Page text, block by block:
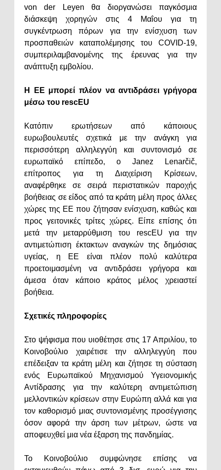
von der Leyen θα διοργανώσει παγκόσμια
διάσκεψη χορηγών στις 4 Μαΐου για τη
συγκέντρωση πόρων για την ενίσχυση των
προσπαθειών καταπολέμησης του COVID-19,
συμπεριλαμβανομένης της έρευνας για την
ανάπτυξη εμβολίου.
Η ΕΕ μπορεί πλέον να αντιδράσει γρήγορα
μέσω του rescEU
Κατόπιν ερωτήσεων από κάποιους
ευρωβουλευτές σχετικά με την ανάγκη για
περισσότερη αλληλεγγύη και συντονισμό σε
ευρωπαϊκό επίπεδο, ο Janez Lenarčič,
επίτροπος για τη Διαχείριση Κρίσεων,
αναφέρθηκε σε σειρά περιστατικών παροχής
βοήθειας σε είδος από τα κράτη μέλη προς άλλες
χώρες της ΕΕ που ζήτησαν ενίσχυση, καθώς και
προς γειτονικές τρίτες χώρες. Είπε επίσης ότι
μετά την μεταρρύθμιση του rescEU για την
αντιμετώπιση έκτακτων αναγκών της δημόσιας
υγείας, η ΕΕ είναι πλέον πολύ καλύτερα
προετοιμασμένη να αντιδράσει γρήγορα και
άμεσα όταν κάποιο κράτος μέλος χρειαστεί
βοήθεια.
Σχετικές πληροφορίες
Στο ψήφισμα που υιοθέτησε στις 17 Απριλίου, το
Κοινοβούλιο χαιρέτισε την αλληλεγγύη που
επέδειξαν τα κράτη μέλη και ζήτησε τη σύσταση
ενός Ευρωπαϊκού Μηχανισμού Υγειονομικής
Αντίδρασης για την καλύτερη αντιμετώπιση
μελλοντικών κρίσεων στην Ευρώπη αλλά και για
τον καθορισμό μιας συντονισμένης προσέγγισης
όσον αφορά την άρση των μέτρων, ώστε να
αποφευχθεί μια νέα έξαρση της πανδημίας.
Το Κοινοβούλιο συμφώνησε επίσης να